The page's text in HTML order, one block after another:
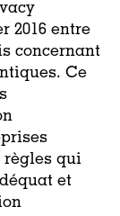
2016 entre
concernant
. Ce
règles qui
et